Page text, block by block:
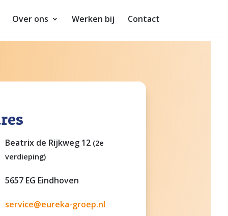
Over ons Werken bij Contact
Beatrix de Rijkweg 12 (2e
verdieping)
5657 EG Eindhoven
service@eureka-groep.nl